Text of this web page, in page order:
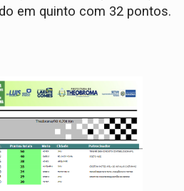
em quinto com 32 pontos.